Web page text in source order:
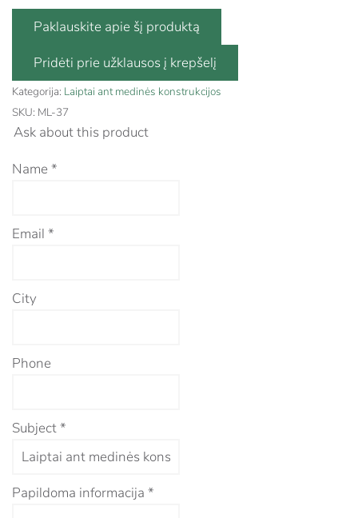
Paklauskite apie šį produktą
Kategorija: Laiptai ant medinės konstrukcijos
SKU: ML-37
Ask about this product
Name *
Email *
City
Phone
Subject*
Papildoma informacija *